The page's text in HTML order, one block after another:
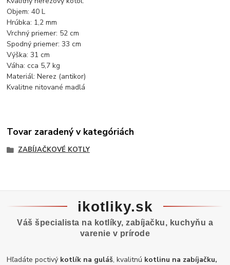
Objem: 40 L
Hrúbka: 1,2 mm
Vrchný priemer: 52 cm
Spodný priemer: 33 cm
Výška: 31 cm
Váha: cca 5,7 kg
Materiál: Nerez (antikor)
Kvalitne nitované madlá
Tovar zaradený v kategóriách
ZABÍJAČKOVÉ KOTLY
ikotliky.sk
Váš špecialista na kotlíky, zabíjačku, kuchyňu a
varenie v prírode
Hľadáte poctivý kotlík na guláš, kvalitnú kotlinu na zabíjačku,